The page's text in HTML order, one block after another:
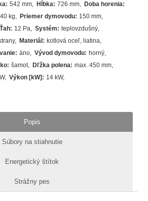
: 542 mm Hĺbka: 726 mm Doba horenia:
kg Priemer dymovodu: 150 mm
Ťah: 12 Pa Systém: teplovzdušný
Materiál : kotlová oceľ, liatina
: áno Vývod dymovodu: horný
: šamot Dľžka polena: max. 450 mm
Výkon [kW] : 14 kW
Popis
Súbory na stiahnutie
Energetický štítok
Strážny pes